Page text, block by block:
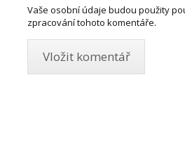
Vaše osobní údaje budou použity
zpracování tohoto komentáře.